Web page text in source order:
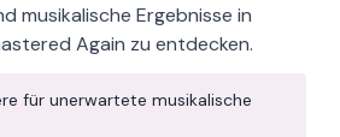
musikalische Ergebnisse in
Again zu entdecken.
für unerwartete musikalische